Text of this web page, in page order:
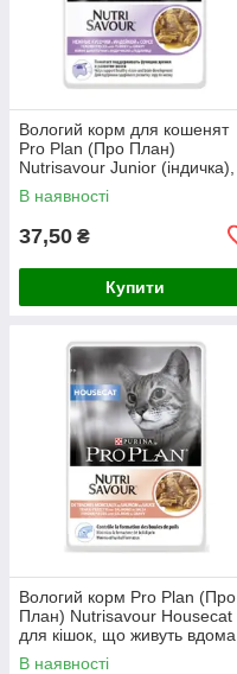
Вологий корм для кошенят
Pro Plan (Про План)
Nutrisavour Junior (індичка),
85 г
В наявності
37,50 ₴
Купити
Вологий корм Pro Plan (Про
План) Nutrisavour Housecat
для кішок, що живуть вдома
(лосось в соусі), 85 г
В наявності